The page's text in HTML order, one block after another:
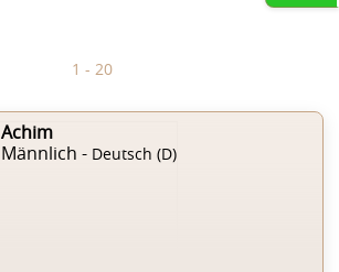
1 - 20
Achim
Männlich - Deutsch (D)